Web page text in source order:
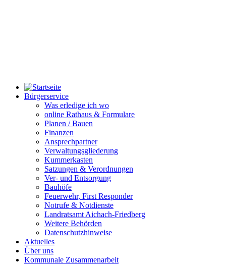
Bürgerservice
Was erledige ich wo
online Rathaus & Formulare
Planen / Bauen
Finanzen
Ansprechpartner
Verwaltungsgliederung
Kummerkasten
Satzungen & Verordnungen
Ver- und Entsorgung
Bauhöfe
Feuerwehr, First Responder
Notrufe & Notdienste
Landratsamt Aichach-Friedberg
Weitere Behörden
Datenschutzhinweise
Aktuelles
Über uns
Kommunale Zusammenarbeit